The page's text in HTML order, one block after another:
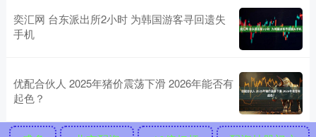
奕汇网 台东派出所2小时 为韩国游客寻回遗失
手机
优配合伙人 2025年猪价震荡下滑 2026年能否有
起色？